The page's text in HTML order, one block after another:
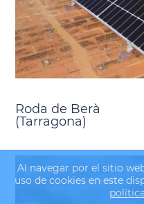
Roda de Berà
(Tarragona)
Al navegar por el sitio
uso de cookies en este